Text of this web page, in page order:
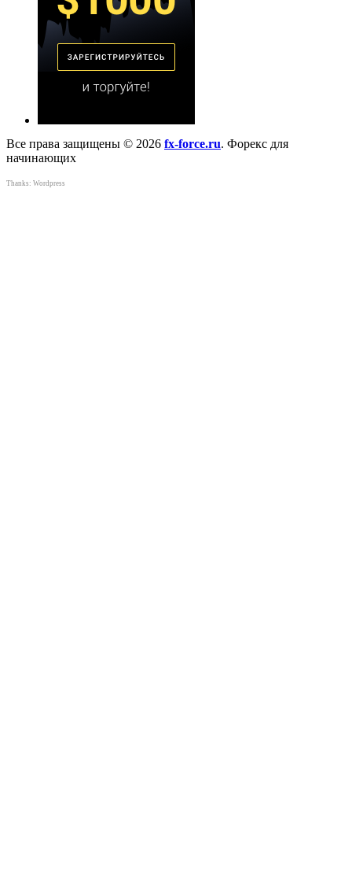
Все права защищены © 2026 fx-force.ru. Форекс для
начинающих
Thanks: Wordpress